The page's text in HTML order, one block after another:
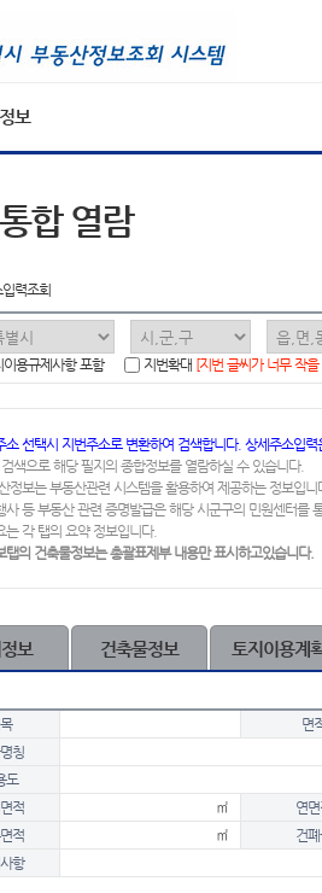
보
합 열람
력조회
이용규제사항 포함
지번확대 [지번 글씨가 너무 작
소 선택시 지번주소로 변환하여 검색합니다. 상세주소입
색으로 해당 필지의 종합정보를 열람하실 수 있습니다.
정보는 부동산관련 시스템을 활용하여 제공하는 정보입니
사 등 부동산 관련 증명발급은 해당 시군구의 민원센터를
는 각 탭의 요약 정보입니다.
탭의 건축물정보는 총괄표제부 내용만 표시하고있습니다.
보 건축물정보 토지이용계
면
칭
도
적
㎡
연
적
㎡
건
항